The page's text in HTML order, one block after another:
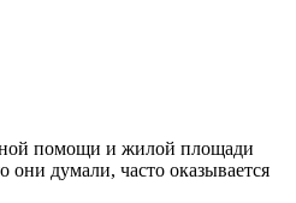
помощи и жилой площади
думали, часто оказывается